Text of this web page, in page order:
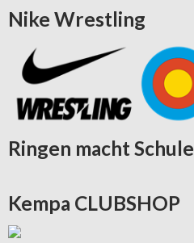
Nike Wrestling
Ringen macht Schule
Kempa CLUBSHOP